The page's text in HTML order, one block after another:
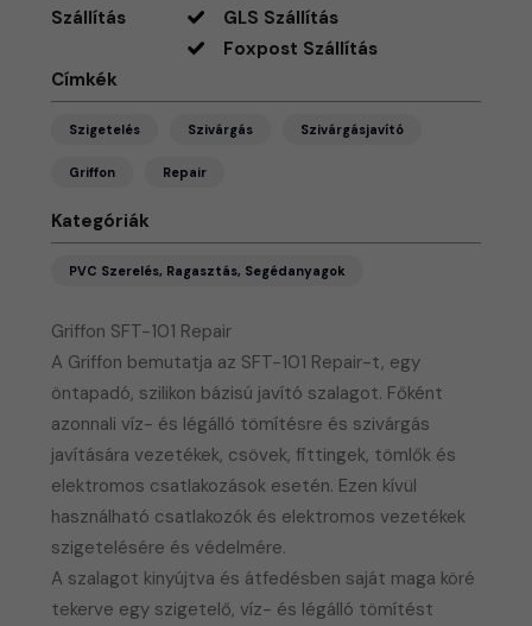
Griffon SFT-101 Repair
​A Griffon bemutatja az SFT-101 Repair-t, egy
öntapadó, szilikon bázisú javító szalagot. Főként
azonnali víz- és légálló tömítésre és szivárgás
javítására vezetékek, csövek, fittingek, tömlők és
elektromos csatlakozások esetén. Ezen kívül
használható csatlakozók és elektromos vezetékek
szigetelésére és védelmére.
A szalagot kinyújtva és átfedésben saját maga köré
tekerve egy szigetelő, víz- és légálló tömítést
Szállítás
GLS Szállítás
Foxpost Szállítás
Címkék
Szigetelés Szivárgás Szivárgásjavító
Griffon Repair
Kategóriák
PVC Szerelés, Ragasztás, Segédanyagok